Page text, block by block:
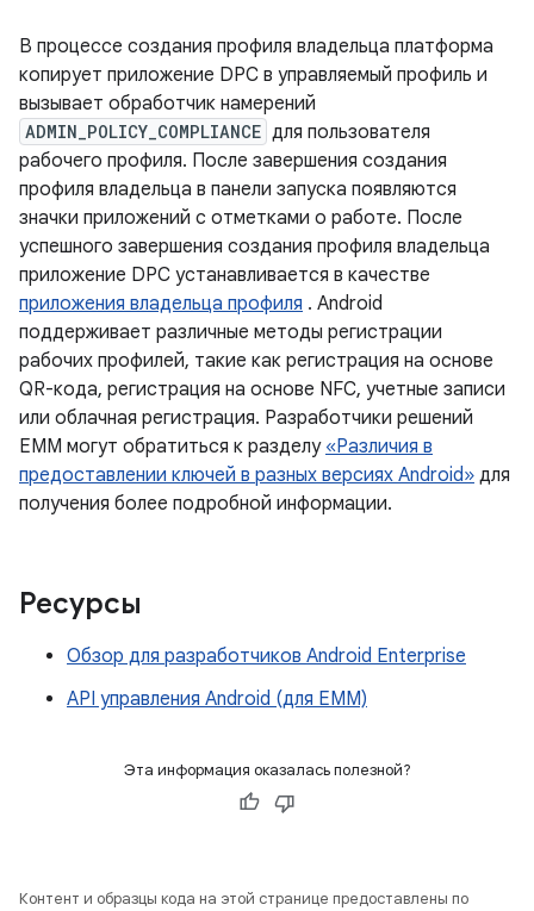
В процессе создания профиля владельца платформа
копирует приложение DPC в управляемый профиль и
вызывает обработчик намерений
ADMIN_POLICY_COMPLIANCE для пользователя
рабочего профиля. После завершения создания
профиля владельца в панели запуска появляются
значки приложений с отметками о работе. После
успешного завершения создания профиля владельца
приложение DPC устанавливается в качестве
приложения владельца профиля . Android
поддерживает различные методы регистрации
рабочих профилей, такие как регистрация на основе
QR-кода, регистрация на основе NFC, учетные записи
или облачная регистрация. Разработчики решений
EMM могут обратиться к разделу «Различия в
предоставлении ключей в разных версиях Android» для
получения более подробной информации.
Ресурсы
Обзор для разработчиков Android Enterprise
API управления Android (для EMM)
Эта информация оказалась полезной?
Контент и образцы кода на этой странице предоставлены по